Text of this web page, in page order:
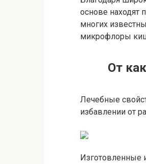
основе находят
многих
микрофлоры
От
Лечебные
избавлении от
Изготовленные